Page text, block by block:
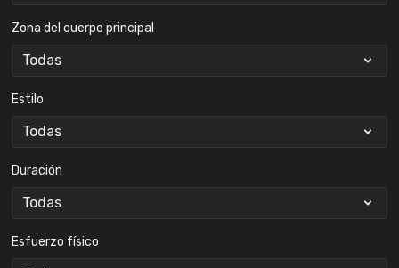
Zona del cuerpo principal
Estilo
Duración
Esfuerzo físico